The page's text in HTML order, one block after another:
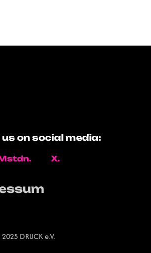
us on social media:
X.
DRUCK e.V.